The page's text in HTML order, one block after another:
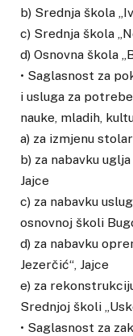
b) Srednja škola
c) Srednja škola
d) Osnovna škola
• Saglasnost za
i usluga za
nauke, mladih,
a) za izmjenu
b) za nabavku uglja
Jajce
c) za nabavku
osnovnoj školi
d) za nabavku
Jezerčić“, Jajce
e) za
Srednjoj školi
• Saglasnost za